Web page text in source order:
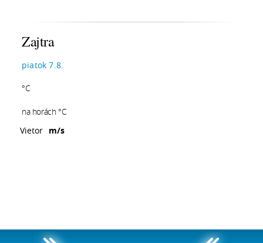
Zajtra
piatok 7.8.
°C
na horách °C
Vietor m/s